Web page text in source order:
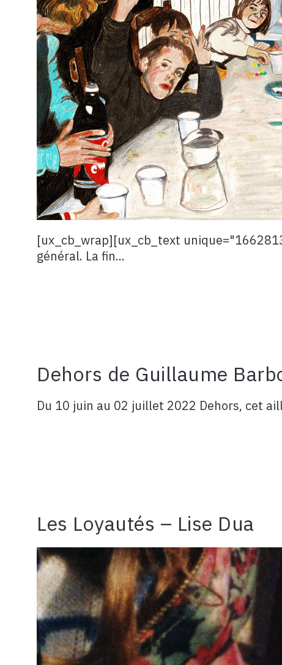
[ux_cb_wrap][ux_cb_text
général. La fin...
Dehors de Guillaume
Du 10 juin au 02 juillet 2022 Dehors, cet
Les Loyautés – Lise Dua